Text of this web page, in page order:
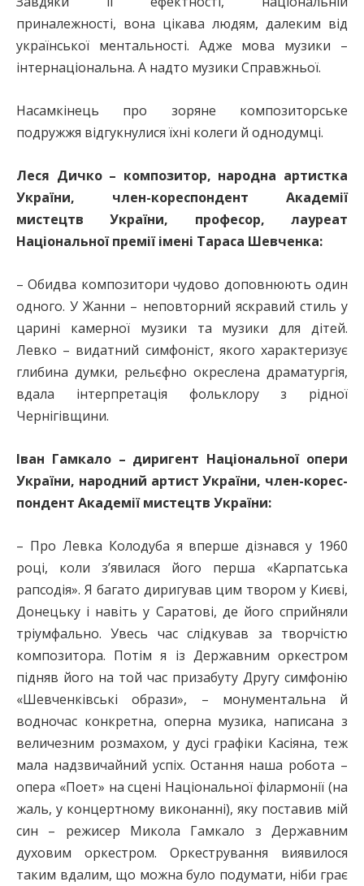
приналежності, вона цікава людям, далеким від
української ментальності. Адже мова музики –
інтернаціональна. А надто музики Справжньої.
Насамкінець про зоряне композиторське
подружжя відгукнулися їхні колеги й однодумці.
Леся Дичко – композитор, народна артистка
України, член-кореспондент Академії
мистецтв України, професор, лауреат
Національної премії імені Тараса Шевченка:
– Обидва композитори чудово доповнюють один
одного. У Жанни – неповторний яскравий стиль у
царині камерної музики та музики для дітей.
Левко – видатний симфоніст, якого характеризує
глибина думки, рельєфно окреслена драматургія,
вдала інтерпретація фольклору з рідної
Чернігівщини.
Іван Гамкало – диригент Національної опери
України, народний артист України, член-ко­рес­
пон­дент Академії мистецтв України:
– Про Левка Колодуба я вперше дізнався у 1960
році, коли з’явилася його перша «Карпатська
рапсодія». Я багато диригував цим твором у Києві,
Донецьку і навіть у Саратові, де його сприйняли
тріумфально. Увесь час слідкував за творчістю
композитора. Потім я із Державним оркестром
підняв його на той час призабуту Другу симфонію
«Шевченківські образи», – монументальна й
водночас конкретна, оперна музика, написана з
величезним розмахом, у дусі графіки Касіяна, теж
мала надзвичайний успіх. Остання наша робота –
опера «Поет» на сцені Національної філармонії (на
жаль, у концертному виконанні), яку поставив мій
син – режисер Микола Гамкало з Державним
духовим оркестром. Оркестрування виявилося
таким вдалим, що можна було подумати, ніби грає